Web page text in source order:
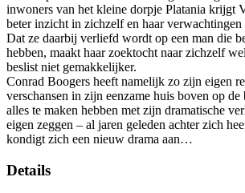
inwoners van het kleine dorpje Platania krijgt
beter inzicht in zichzelf en haar
Dat ze daarbij verliefd wordt op een man die
hebben, maakt haar zoektocht naar zichzelf
beslist niet gemakkelijker.
Conrad Boogers heeft namelijk zo zijn eigen
verschansen in zijn eenzame huis boven op de
alles te maken hebben met zijn dramatische
eigen zeggen – al jaren geleden achter zich
kondigt zich een nieuw drama aan…
Details